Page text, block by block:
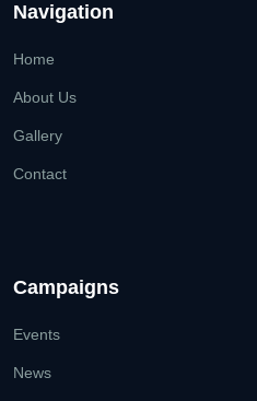
Navigation
Home
About Us
Gallery
Contact
Campaigns
Events
News